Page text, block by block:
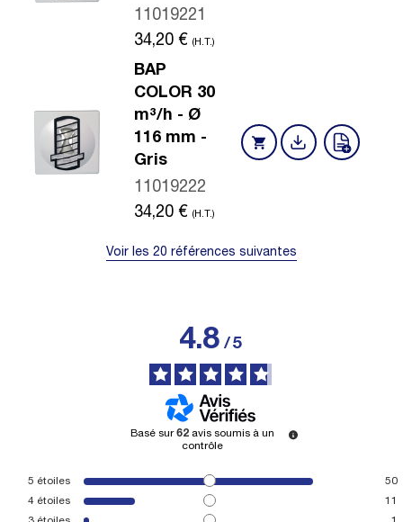
11019221
34,20 € (H.T.)
BAP
COLOR 30
m³/h - Ø
116 mm -
Gris
11019222
34,20 € (H.T.)
Voir les 20 références suivantes
4.8/5
Basé sur62 avis soumis à un
contrôle
5 étoiles
50
4 étoiles
11